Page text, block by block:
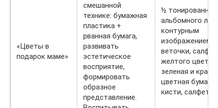
«Цветы в
подарок маме»
смешанной
технике: бумажная
пластика +
рванная бумага,
развивать
эстетическое
восприятие,
формировать
образное
представление.
½
альбомного
контурным
изображением
веточки,
желтого цвета,
зеленая и
цветная бумага,
кисти,